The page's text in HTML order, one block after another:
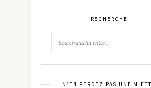
RECHERCHE
N’EN PERDEZ PAS UNE